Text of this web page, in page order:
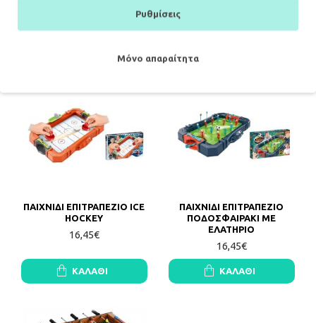
ΠΑΙΧΝΙΔΙ ΕΠΙΤΡΑΠΕΖΙΟ ICE
HOCKEY
16,45€
ΚΑΛΆΘΙ
ΠΑΙΧΝΙΔΙ ΕΠΙΤΡΑΠΕΖΙΟ
ΠΟΔΟΣΦΑΙΡΑΚΙ ΜΕ
ΕΛΑΤΗΡΙΟ
16,45€
ΚΑΛΆΘΙ
Ρυθμίσεις
Μόνο απαραίτητα